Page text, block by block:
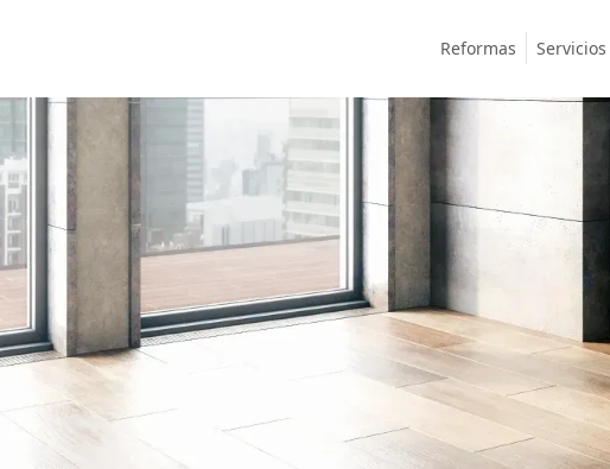
Reformas Servicios